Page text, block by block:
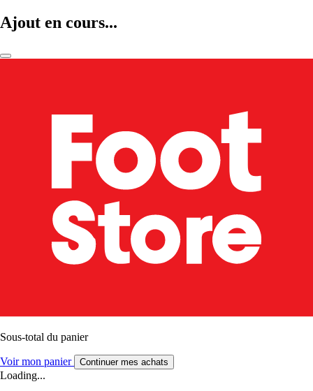
Ajout en cours...
Sous-total du panier
Voir mon panier Continuer mes achats
Loading...